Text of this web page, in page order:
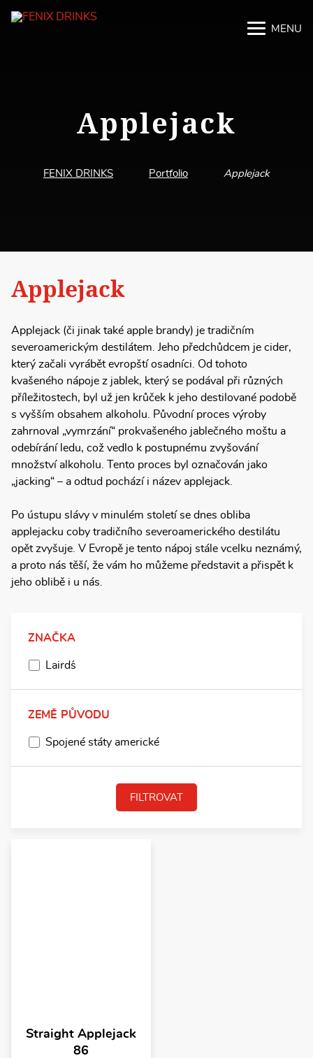
MENU
Applejack
FENIX DRINKS Portfolio Applejack
Applejack
Applejack (či jinak také apple brandy) je tradičním
severoamerickým destilátem. Jeho předchůdcem je cider,
který začali vyrábět evropští osadníci. Od tohoto
kvašeného nápoje z jablek, který se podával při různých
příležitostech, byl už jen krůček k jeho destilované podobě
s vyšším obsahem alkoholu. Původní proces výroby
zahrnoval „vymrzání“ prokvašeného jablečného moštu a
odebírání ledu, což vedlo k postupnému zvyšování
množství alkoholu. Tento proces byl označován jako
„jacking“ – a odtud pochází i název applejack.
Po ústupu slávy v minulém století se dnes obliba
applejacku coby tradičního severoamerického destilátu
opět zvyšuje. V Evropě je tento nápoj stále vcelku neznámý,
a proto nás těší, že vám ho můžeme představit a přispět k
jeho oblibě i u nás.
ZNAČKA
Laird´s
ZEMĚ PŮVODU
Spojené státy americké
FILTROVAT
Straight Applejack
86